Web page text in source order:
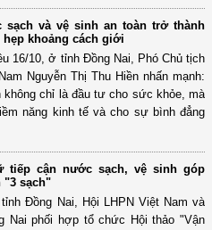
sạch và vệ sinh an toàn trở thành
khoảng cách giới
16/10, ở tỉnh Đồng Nai, Phó Chủ tịch
Nguyễn Thị Thu Hiền nhấn mạnh:
chỉ là đầu tư cho sức khỏe, mà
năng kinh tế và cho sự bình đẳng
tiếp cận nước sạch, vệ sinh góp
"3 sạch"
Đồng Nai, Hội LHPN Việt Nam và
Nai phối hợp tổ chức Hội thảo "Vận